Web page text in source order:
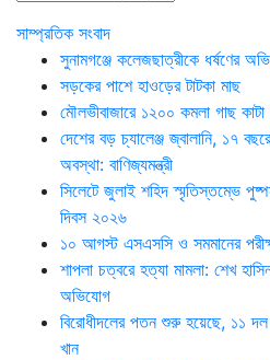
সাম্প্রতিক সংবাদ
সুনামগঞ্জে কলেজছাত্রীকে ধর্ষণের
সড়কের পাশে হাওড়ের টাটকা মাছ
মৌলভীবাজারে ১২০০ কমলা গাছ কাটা
দেশের বড় চ্যালেঞ্জ জ্বালানি, ১৭
অবস্থা: বাণিজ্যমন্ত্রী
সিলেটে জুলাই শহিদ স্মৃতিস্তম্ভে
দিবস ২০২৬
১০ আগস্ট এসএসসি ও সমমানের
শাপলা চত্বরে হত্যা মামলা: শেখ
অভিযোগ
বিরোধীদলের পতন শুরু হয়েছে, ১১
খান